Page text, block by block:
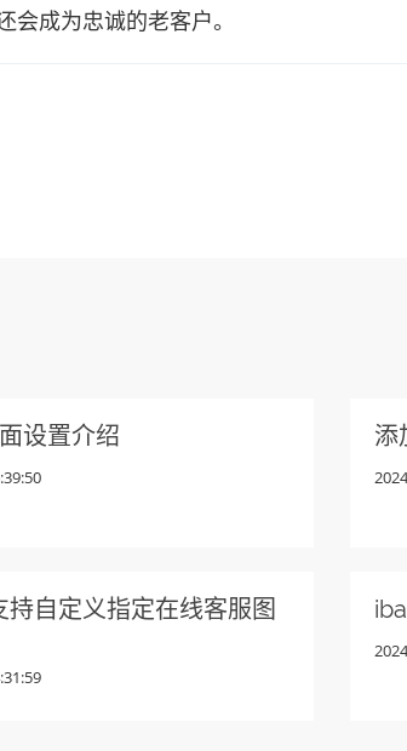
成为忠诚的老客户。
设置介绍 添
自定义指定在线客服图